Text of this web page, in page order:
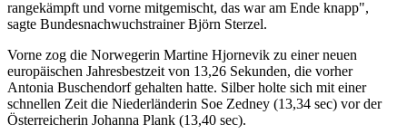
rangekämpft und vorne mitgemischt, das war am Ende knapp",
sagte Bundesnachwuchstrainer Björn Sterzel.
Vorne zog die Norwegerin Martine Hjornevik zu einer neuen
europäischen Jahresbestzeit von 13,26 Sekunden, die vorher
Antonia Buschendorf gehalten hatte. Silber holte sich mit einer
schnellen Zeit die Niederländerin Soe Zedney (13,34 sec) vor der
Österreicherin Johanna Plank (13,40 sec).